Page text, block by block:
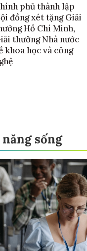
phủ thành lập
đồng xét tặng Giải
Hồ Chí Minh,
thưởng Nhà nước
khoa học và công
sống